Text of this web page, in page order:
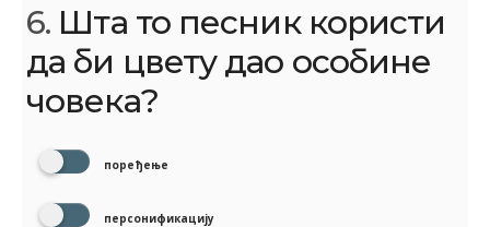
6. Шта то песник користи
да би цвету дао особине
човека?
поређење
персонификацију